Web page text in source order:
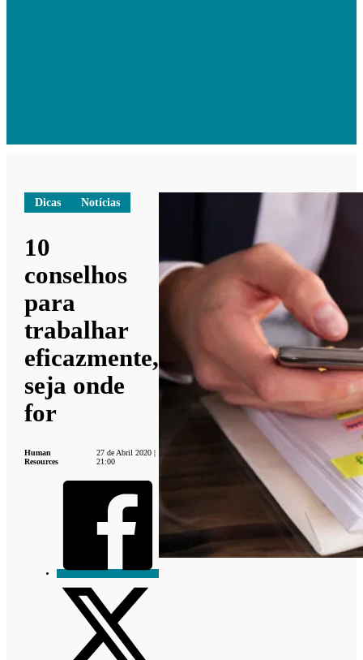
Dicas Notícias
10
conselhos
para
trabalhar
eficazmente,
seja onde
for
Human
Resources
27 de Abril 2020 |
21:00